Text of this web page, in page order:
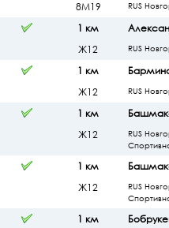
8М19 RUS
1 км
Ж12
RUS
1 км
Ж12
RUS
1 км
Ж12
RUS
1 км
Ж12
RUS
1 км